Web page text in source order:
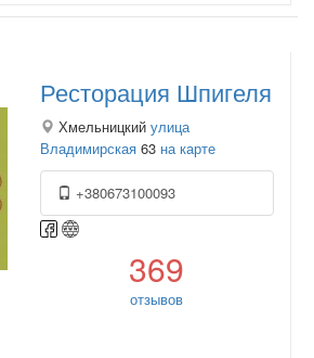
Ресторация Шпигеля
Хмельницкий улица
Владимирская 63 на карте
+380673100093
369
отзывов